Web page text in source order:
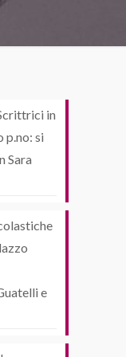
in
p.no: si
Sara
e